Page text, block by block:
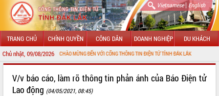
Vietnamese| English
TRANG CHỦ CHÍNH QUYỀN CÔNG DÂN DOANH NGHIỆP DU KHÁCH
Chủ nhật, 09/08/2026CHÀO MỪNG ĐẾN VỚI CỔNG THÔNG TIN ĐIỆN TỬ TỈNH ĐẮK LẮK
LÃNH ĐẠO UBND TỈNH
V/v báo cáo, làm rõ thông tin phản ánh của Báo Điện tử
Lao động (04/05/2021, 08:45)